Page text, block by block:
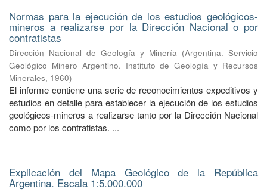
Normas para la ejecución de los estudios geológicos-
mineros a realizarse por la Dirección Nacional o por
contratistas
Dirección Nacional de Geología y Minería (Argentina. Servicio
Geológico Minero Argentino. Instituto de Geología y Recursos
Minerales, 1960)
El informe contiene una serie de reconocimientos expeditivos y
estudios en detalle para establecer la ejecución de los estudios
geológicos-mineros a realizarse tanto por la Dirección Nacional
como por los contratistas. ...
Explicación del Mapa Geológico de la República
Argentina. Escala 1:5.000.000